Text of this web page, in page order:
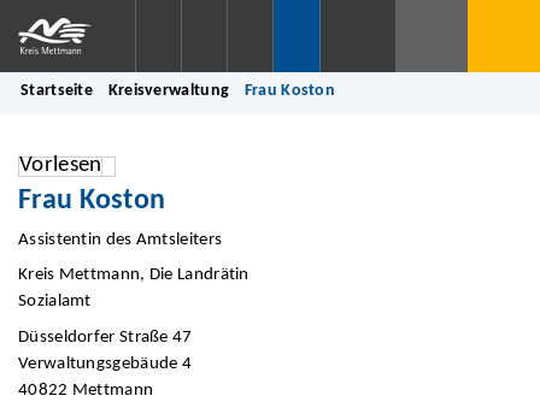
Startseite Kreisverwaltung Frau Koston
Vorlesen
Frau Koston
Assistentin des Amtsleiters
Kreis Mettmann, Die Landrätin
Sozialamt
Düsseldorfer Straße 47
Verwaltungsgebäude 4
40822 Mettmann